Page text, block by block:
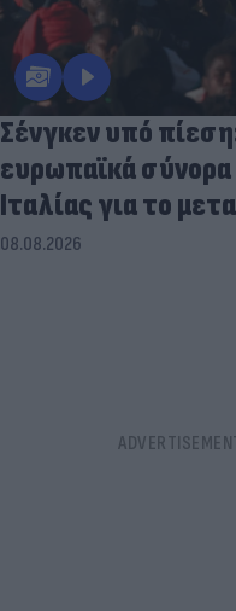
Σένγκεν υπό
ευρωπαϊκά σύνορα
Ιταλίας για το
08.08.2026